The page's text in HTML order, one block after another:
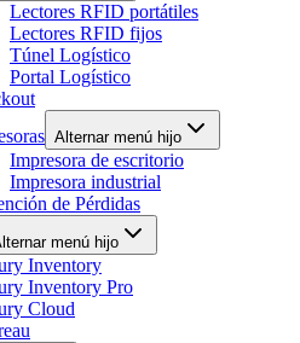
Lectores RFID portátiles
Lectores RFID fijos
Túnel Logístico
Portal Logístico
Alternar menú hijo
Impresora de escritorio
Impresora industrial
de Pérdidas
menú hijo
Inventory
Inventory Pro
Cloud